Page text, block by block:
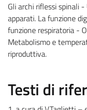
Gli archi riflessi spinali
apparati. La funzione
funzione respiratoria -
Metabolismo e
riproduttiva.
Testi di